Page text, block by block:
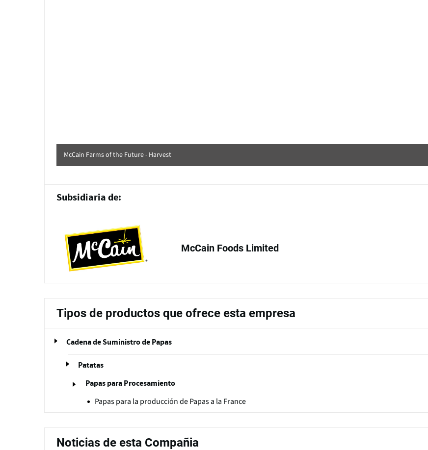
McCain Farms of the Future - Harvest
Subsidiaria de:
McCain Foods Limited
Tipos de productos que ofrece esta empresa
Cadena de Suministro de Papas
Patatas
Papas para Procesamiento
Papas para la producción de Papas a la France
Noticias de esta Compañia